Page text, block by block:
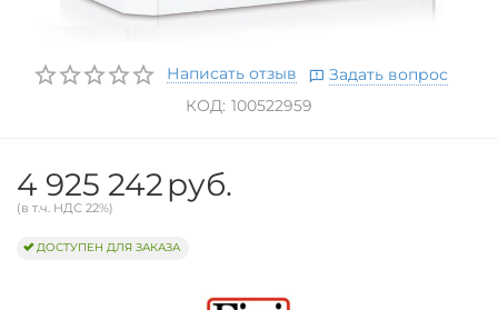
Написать отзыв
Задать вопрос
КОД: 100522959
4 925 242руб.
(в т.ч. НДС 22%)
ДОСТУПЕН ДЛЯ ЗАКАЗА